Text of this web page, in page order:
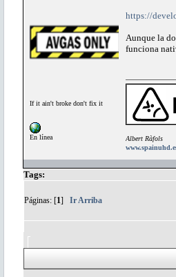
If it ain't broke don't fix it
En línea
https://
Aunque la
funciona
Albert Ràfols
Tags:
Páginas: [1] Ir Arriba